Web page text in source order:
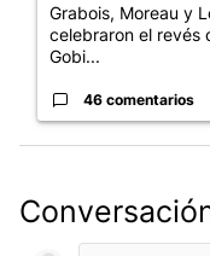
Grabois, Moreau y
celebraron el revés
Gobi...
46 comentarios